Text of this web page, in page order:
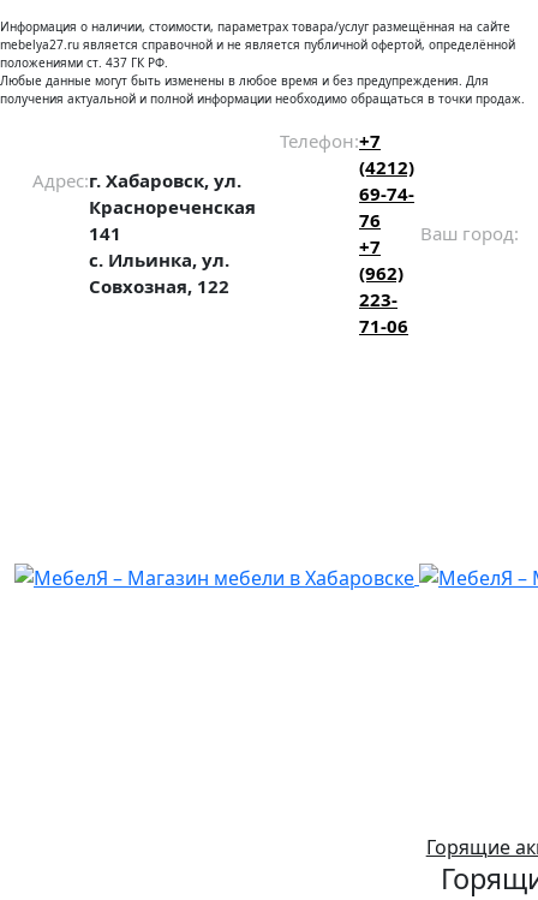
Информация о наличии, стоимости, параметрах товара/услуг размещённая на сайте
mebelya27.ru является справочной и не является публичной офертой, определённой
положениями ст. 437 ГК РФ.
Любые данные могут быть изменены в любое время и без предупреждения. Для
получения актуальной и полной информации необходимо обращаться в точки продаж.
Адрес:г. Хабаровск, ул.
Краснореченская
141
с. Ильинка, ул.
Совхозная, 122
Телефон:+7
(4212)
69-74-
76
+7
(962)
223-
71-06
Ваш город:
Горящие